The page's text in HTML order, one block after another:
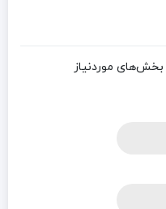
بخش‌های موردنیاز